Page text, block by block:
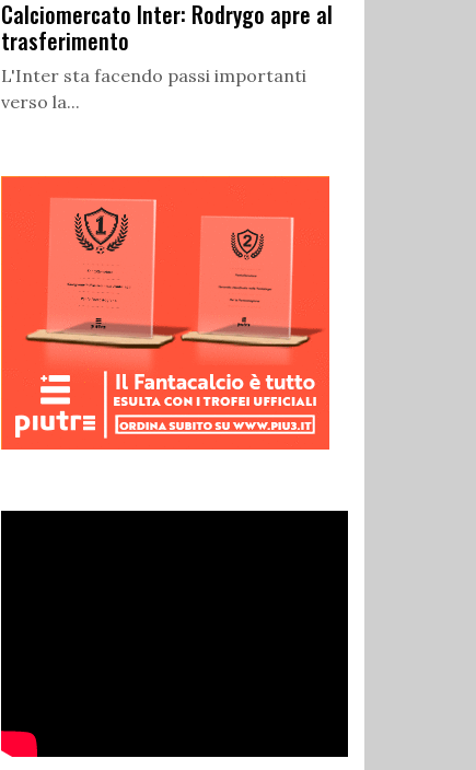
Calciomercato Inter: Rodrygo apre al
trasferimento
L'Inter sta facendo passi importanti
verso la...